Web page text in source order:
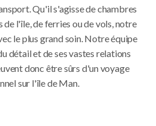
Qu'il s'agisse de chambres
de l'île, de ferries ou de vols, notre
le plus grand soin. Notre équipe
détail et de ses vastes relations
donc être sûrs d'un voyage
sur l'île de Man.